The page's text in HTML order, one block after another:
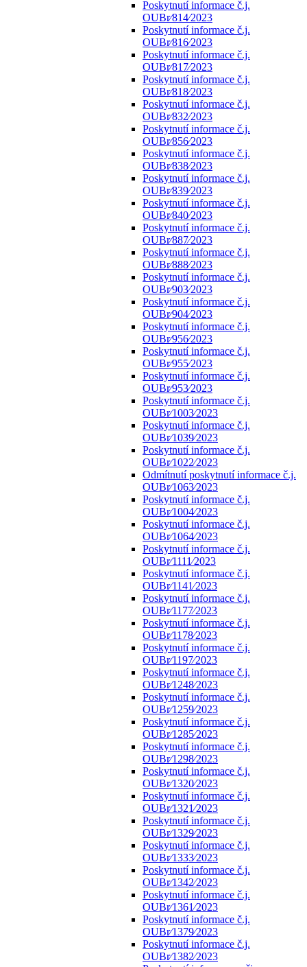
Poskytnutí informace č.j.
OUBr⁄814⁄2023
Poskytnutí informace č.j.
OUBr⁄816⁄2023
Poskytnutí informace č.j.
OUBr⁄817⁄2023
Poskytnutí informace č.j.
OUBr⁄818⁄2023
Poskytnutí informace č.j.
OUBr⁄832⁄2023
Poskytnutí informace č.j.
OUBr⁄856⁄2023
Poskytnutí informace č.j.
OUBr⁄838⁄2023
Poskytnutí informace č.j.
OUBr⁄839⁄2023
Poskytnutí informace č.j.
OUBr⁄840⁄2023
Poskytnutí informace č.j.
OUBr⁄887⁄2023
Poskytnutí informace č.j.
OUBr⁄888⁄2023
Poskytnutí informace č.j.
OUBr⁄903⁄2023
Poskytnutí informace č.j.
OUBr⁄904⁄2023
Poskytnutí informace č.j.
OUBr⁄956⁄2023
Poskytnutí informace č.j.
OUBr⁄955⁄2023
Poskytnutí informace č.j.
OUBr⁄953⁄2023
Poskytnutí informace č.j.
OUBr⁄1003⁄2023
Poskytnutí informace č.j.
OUBr⁄1039⁄2023
Poskytnutí informace č.j.
OUBr⁄1022⁄2023
Odmítnutí poskytnutí informace č.j.
OUBr⁄1063⁄2023
Poskytnutí informace č.j.
OUBr⁄1004⁄2023
Poskytnutí informace č.j.
OUBr⁄1064⁄2023
Poskytnutí informace č.j.
OUBr⁄1111⁄2023
Poskytnutí informace č.j.
OUBr⁄1141⁄2023
Poskytnutí informace č.j.
OUBr⁄1177⁄2023
Poskytnutí informace č.j.
OUBr⁄1178⁄2023
Poskytnutí informace č.j.
OUBr⁄1197⁄2023
Poskytnutí informace č.j.
OUBr⁄1248⁄2023
Poskytnutí informace č.j.
OUBr⁄1259⁄2023
Poskytnutí informace č.j.
OUBr⁄1285⁄2023
Poskytnutí informace č.j.
OUBr⁄1298⁄2023
Poskytnutí informace č.j.
OUBr⁄1320⁄2023
Poskytnutí informace č.j.
OUBr⁄1321⁄2023
Poskytnutí informace č.j.
OUBr⁄1329⁄2023
Poskytnutí informace č.j.
OUBr⁄1333⁄2023
Poskytnutí informace č.j.
OUBr⁄1342⁄2023
Poskytnutí informace č.j.
OUBr⁄1361⁄2023
Poskytnutí informace č.j.
OUBr⁄1379⁄2023
Poskytnutí informace č.j.
OUBr⁄1382⁄2023